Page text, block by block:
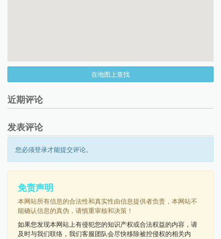
在地图上查找
近期评论
发表评论
您必须登录才能提交评论。
免责声明
本网站所有信息的合法性和真实性由信息提供者负责，本网站不
能确认信息的真伪，请慎重审核和决策！
如果您发现本网站上有侵犯您的知识产权或合法权益的内容，请
及时与我们联络，我们客服团队会尽快移除被控侵权的相关内